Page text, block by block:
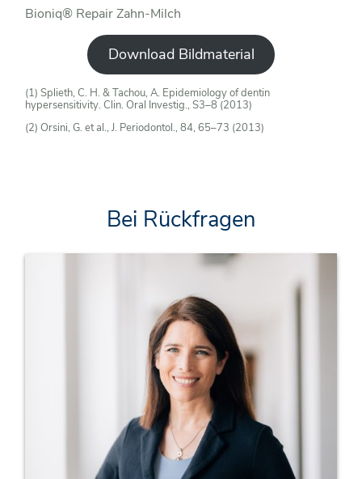
Bioniq® Repair Zahn-Milch
Download Bildmaterial
(1) Splieth, C. H. & Tachou, A. Epidemiology of dentin
hypersensitivity. Clin. Oral Investig., S3–8 (2013)
(2) Orsini, G. et al., J. Periodontol., 84, 65–73 (2013)
Bei Rückfragen